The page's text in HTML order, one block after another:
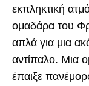
εκπληκτική
ομαδάρα του
απλά για μια
αντίπαλο. Μια
έπαιξε